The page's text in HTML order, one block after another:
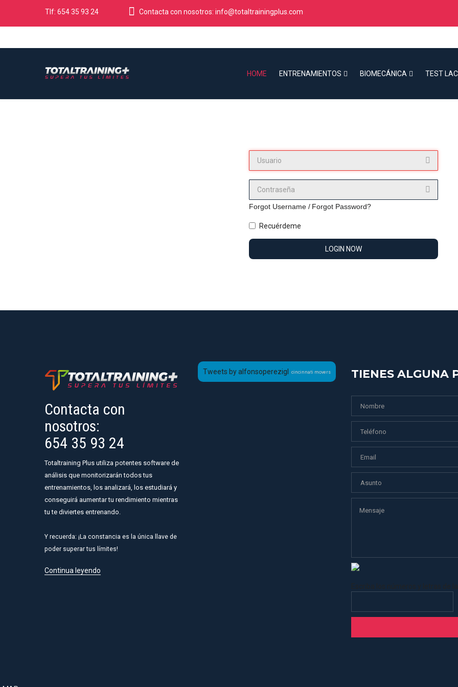
Tlf: 654 35 93 24 Contacta con nosotros: info@totaltrainingplus.com
HOME ENTRENAMIENTOS BIOMECÁNICA TEST
Forgot Username / Forgot Password?
Recuérdeme
LOGIN NOW
Contacta con
nosotros:
654 35 93 24
Totaltraining Plus utiliza potentes software de
análisis que monitorizarán todos tus
entrenamientos, los analizará, los estudiará y
conseguirá aumentar tu rendimiento mientras
tu te diviertes entrenando.
Y recuerda: ¡La constancia es la única llave de
poder superar tus límites!
Continua leyendo
Tweets by alfonsoperezigl cincinnati movers TIENES ALGUNA